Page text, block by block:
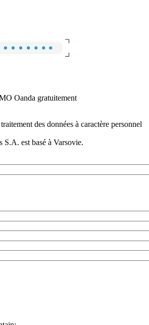
Oanda gratuitement
des données à caractère personnel
est basé à Varsovie.